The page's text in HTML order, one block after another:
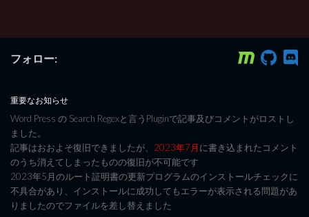
フォロー:
重要なお知らせ
Word Press の Search Regexと言うPluginで記事及びコメントがロストし
ました。
記事はおおよそ復旧できましたが、 2023年7月に書き込まれたコメント
のうち消えてしまったものの復旧が不可能です
2023年5月のルート証明書の更新プログラムのインストールチェックに
不具合があり、インストールに成功してもエラーが表示される問題があ
りましたのでファイルを差し替えました